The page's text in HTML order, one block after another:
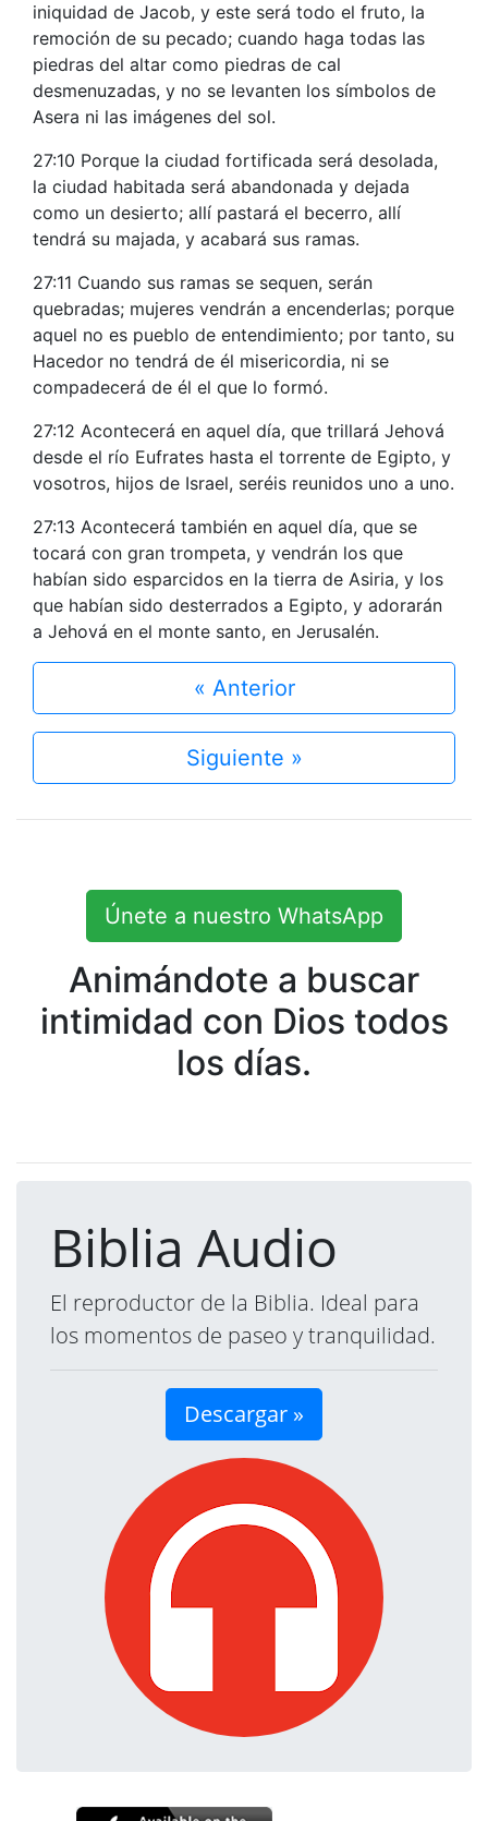
iniquidad de Jacob, y este será todo el fruto, la
remoción de su pecado; cuando haga todas las
piedras del altar como piedras de cal
desmenuzadas, y no se levanten los símbolos de
Asera ni las imágenes del sol.
27:10 Porque la ciudad fortificada será desolada,
la ciudad habitada será abandonada y dejada
como un desierto; allí pastará el becerro, allí
tendrá su majada, y acabará sus ramas.
27:11 Cuando sus ramas se sequen, serán
quebradas; mujeres vendrán a encenderlas; porque
aquel no es pueblo de entendimiento; por tanto, su
Hacedor no tendrá de él misericordia, ni se
compadecerá de él el que lo formó.
27:12 Acontecerá en aquel día, que trillará Jehová
desde el río Eufrates hasta el torrente de Egipto, y
vosotros, hijos de Israel, seréis reunidos uno a uno.
27:13 Acontecerá también en aquel día, que se
tocará con gran trompeta, y vendrán los que
habían sido esparcidos en la tierra de Asiria, y los
que habían sido desterrados a Egipto, y adorarán
a Jehová en el monte santo, en Jerusalén.
« Anterior
Siguiente »
Únete a nuestro WhatsApp
Animándote a buscar
intimidad con Dios todos
los días.
Biblia Audio
El reproductor de la Biblia. Ideal para
los momentos de paseo y tranquilidad.
Descargar »